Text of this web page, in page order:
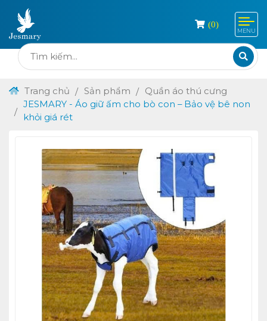
(0)
MENU
Trang chủ Sản phẩm
Quần áo thú cưng
JESMARY - Áo giữ ấm cho bò con – Bảo vệ bê non
khỏi giá rét